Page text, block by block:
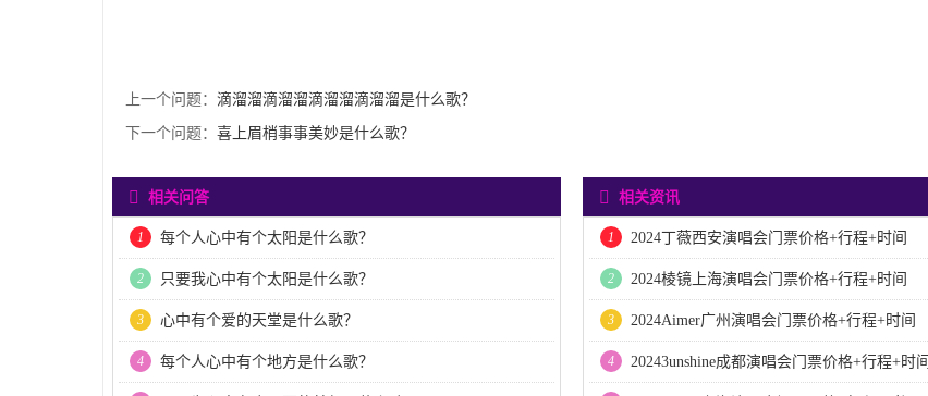
上一个问题： 滴溜溜滴溜溜滴溜溜滴溜溜是什么歌？
下一个问题： 喜上眉梢事事美妙是什么歌？
相关问答
1 每个人心中有个太阳是什么歌？
2 只要我心中有个太阳是什么歌？
3 心中有个爱的天堂是什么歌？
4 每个人心中有个地方是什么歌？
相关资讯
1 2024丁薇西安演唱会门票价格+行程+时间
2 2024棱镜上海演唱会门票价格+行程+时间
3 2024Aimer广州演唱会门票价格+行程+时间
4 20243unshine成都演唱会门票价格+行程+时间